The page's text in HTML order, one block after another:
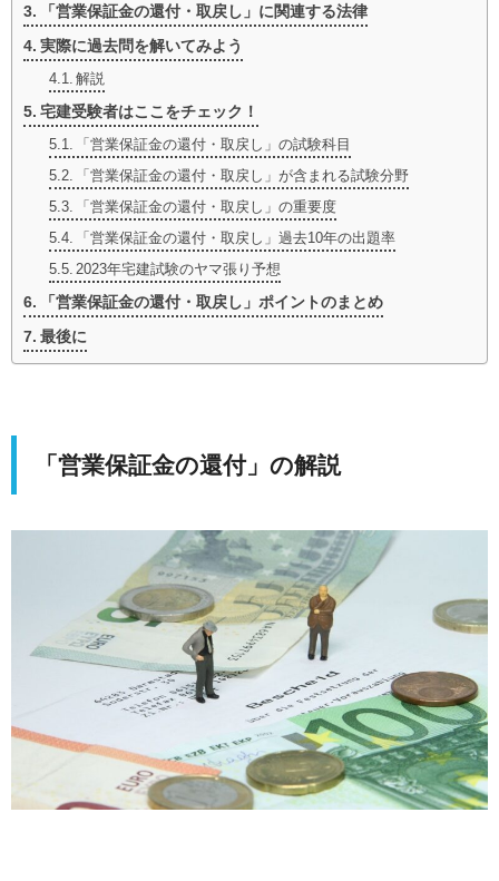
「営業保証金の還付・取戻し」に関連する法律
実際に過去問を解いてみよう
解説
宅建受験者はここをチェック！
「営業保証金の還付・取戻し」の試験科目
「営業保証金の還付・取戻し」が含まれる試験分野
「営業保証金の還付・取戻し」の重要度
「営業保証金の還付・取戻し」過去10年の出題率
2023年宅建試験のヤマ張り予想
「営業保証金の還付・取戻し」ポイントのまとめ
最後に
「営業保証金の還付」の解説